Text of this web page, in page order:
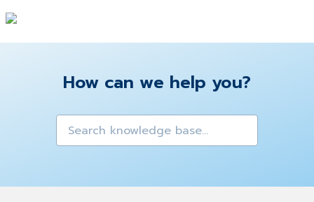
How can we help you?